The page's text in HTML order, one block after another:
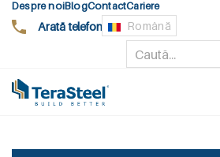
Despre noiBlogContactCariere
Arată telefon Română